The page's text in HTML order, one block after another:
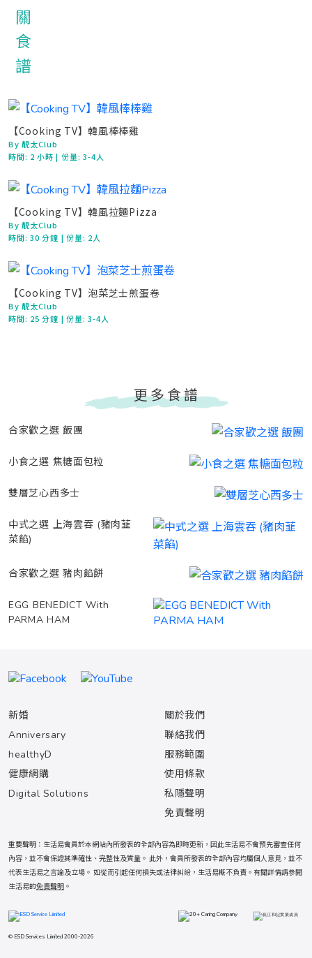
【Cooking TV】韓風棒棒雞
By 靚太Club
時間: 2 小時| 份量: 3-4人
【Cooking TV】韓風拉麵Pizza
By 靚太Club
時間:30 分鐘 | 份量: 2人
【Cooking TV】泡菜芝士煎蛋卷
By 靚太Club
時間: 25 分鐘 | 份量: 3-4人
更多食譜
合家歡之選 飯團
小食之選 焦糖面包粒
雙層芝心西多士
中式之選 上海雲吞 (豬肉韮
菜餡)
合家歡之選 豬肉餡餅
EGG BENEDICT With
PARMA HAM
新婚
Anniversary
healthyD
健康網購
Digital Solutions
關於我們
聯絡我們
服務範圍
使用條款
私隱聲明
免責聲明
重要聲明：生活易會員於本網站內所發表的全部內容為即時更新，因此生活易不會預先審查任何
內容，並不會保證其準確性、完整性及質量。 此外，會員所發表的全部內容均屬個人意見，並不
代表生活易之言論及立場。 如從而引起任何損失或法律糾紛，生活易概不負責。有關詳情請參閱
生活易的免責聲明 。
© ESD Services Limited 2000-2026